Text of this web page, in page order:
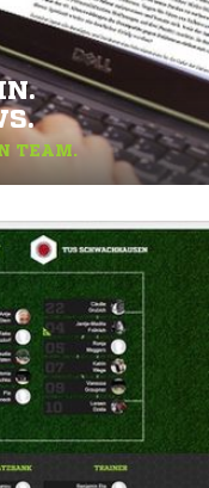
TEAM.